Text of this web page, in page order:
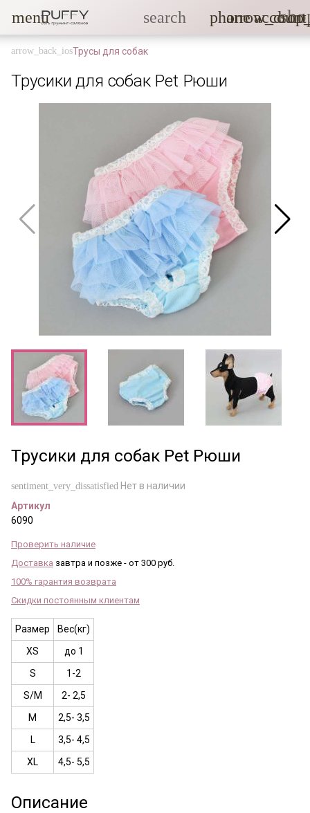
menu search phone
Трусы для собак
Трусики для собак Pet Рюши
Трусики для собак Pet Рюши
sentiment_very_dissatisfied Нет в наличии
Артикул
6090
Проверить наличие
Доставка завтра и позже - от 300 руб.
100% гарантия возврата
Скидки постоянным клиентам
Размер
Вес(кг)
XS
до 1
S
1-2
S/M
2- 2,5
M
2,5- 3,5
L
3,5- 4,5
XL
4,5- 5,5
Описание